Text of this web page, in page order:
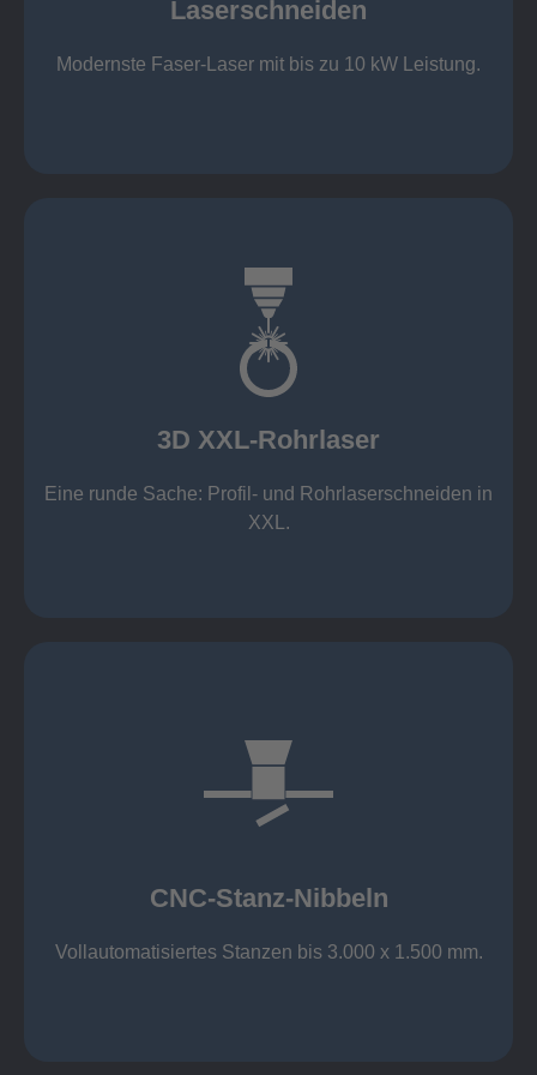
Laserschneiden
Modernste Faser-Laser mit bis zu 10 kW Leistung.
Laserschneiden
Stahl bis 12 mm oxidfrei (Schmelzschneiden)
3D XXL-Rohrlaser
Eine runde Sache: Profil- und Rohrlaserschneiden in
XXL.
3D XXL-Rohrlaser
Rechteckprofile bis 300 x 300 mm
Wandstärken:
Nichtrostende Stähle 15 mm (oxidfrei)
Aluminium 10 mm (oxidfrei)
CNC-Stanz-Nibbeln
Vollautomatisiertes Stanzen bis 3.000 x 1.500 mm.
Stahl bis 6 mm
großer Standard-Werkzeug-Park